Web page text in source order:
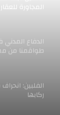
المجاورة
الدفاع
طواقمنا من
الفلبين:
ركابها